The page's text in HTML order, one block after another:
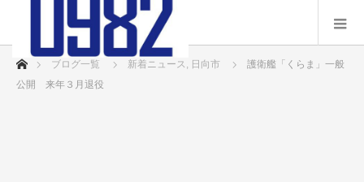
ホームブログ一覧 新着ニュース , 日向市
護衛艦「くらま」一般
公開 来年３月退役